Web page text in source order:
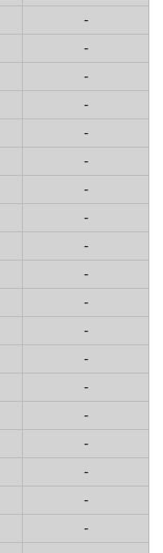
-
-
-
-
-
-
-
-
-
-
-
-
-
-
-
-
-
-
-